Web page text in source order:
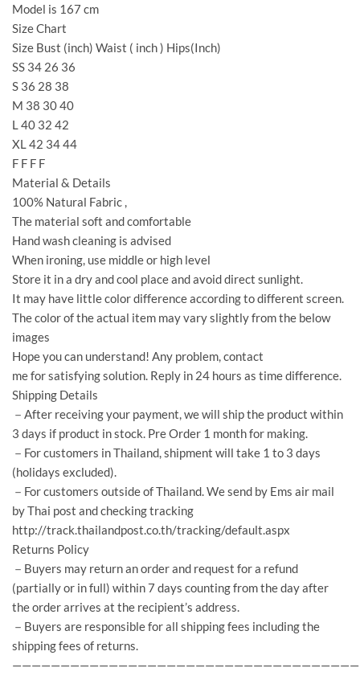
Model is 167 cm
Size Chart
Size Bust (inch) Waist ( inch ) Hips(Inch)
SS 34 26 36
S 36 28 38
M 38 30 40
L 40 32 42
XL 42 34 44
F F F F
Material & Details
100% Natural Fabric ,
The material soft and comfortable
Hand wash cleaning is advised
When ironing, use middle or high level
Store it in a dry and cool place and avoid direct sunlight.
It may have little color difference according to different screen.
The color of the actual item may vary slightly from the below
images
Hope you can understand! Any problem, contact
me for satisfying solution. Reply in 24 hours as time difference.
Shipping Details
－After receiving your payment, we will ship the product within
3 days if product in stock. Pre Order 1 month for making.
－For customers in Thailand, shipment will take 1 to 3 days
(holidays excluded).
－For customers outside of Thailand. We send by Ems air mail
by Thai post and checking tracking
http://track.thailandpost.co.th/tracking/default.aspx
Returns Policy
－Buyers may return an order and request for a refund
(partially or in full) within 7 days counting from the day after
the order arrives at the recipient’s address.
－Buyers are responsible for all shipping fees including the
shipping fees of returns.